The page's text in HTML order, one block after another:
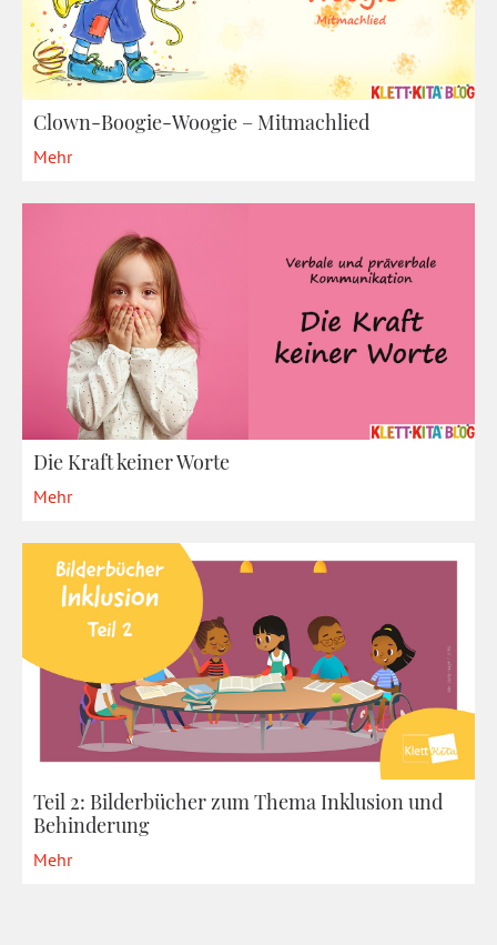
Clown-Boogie-Woogie – Mitmachlied
Mehr
Die Kraft keiner Worte
Mehr
Teil 2: Bilderbücher zum Thema Inklusion und
Behinderung
Mehr